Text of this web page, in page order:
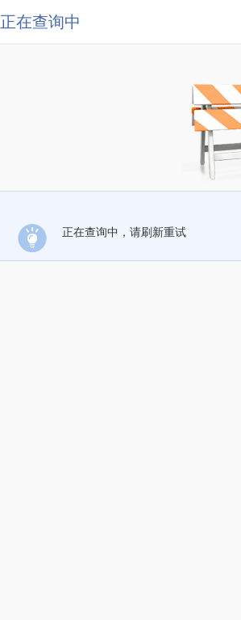
正在查询中
正在查询中，请刷新重试